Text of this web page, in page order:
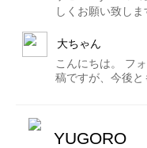
しくお願い致しま
大ちゃん
こんにちは。 フ
稿ですが、今後
YUGORO